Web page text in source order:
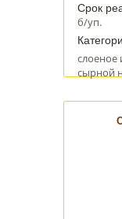
Срок
б/уп.
слоеное
сырной